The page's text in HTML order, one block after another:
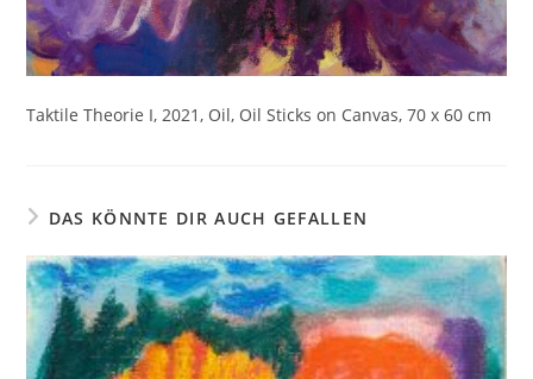
Taktile Theorie I, 2021, Oil, Oil Sticks on Canvas, 70 x 60 cm
DAS KÖNNTE DIR AUCH GEFALLEN